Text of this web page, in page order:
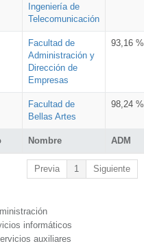
Nombre ADM
Ingeniería de
Telecomunicación
Facultad de
Administración y
Dirección de
Empresas
93,16 %
Facultad de
Bellas Artes
98,24 %
Previa 1 Siguiente
informáticos
auxiliares